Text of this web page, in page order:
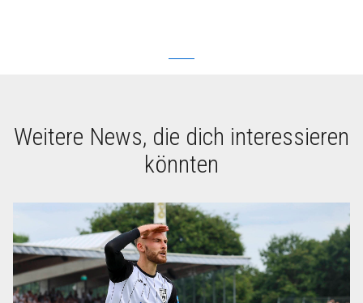
Weitere News, die dich interessieren
könnten